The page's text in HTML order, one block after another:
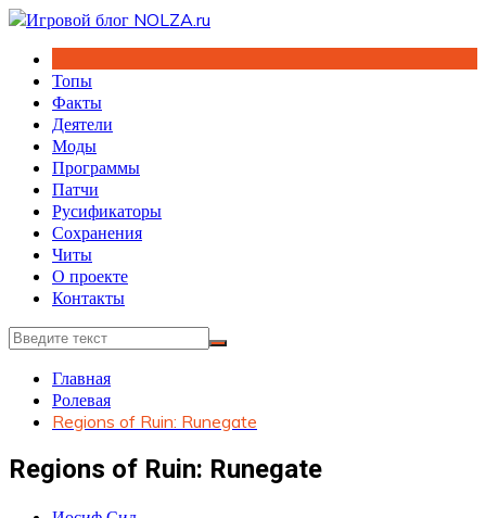
Перейти
содержимому
Топы
Факты
Деятели
Моды
Программы
Патчи
Русификаторы
Сохранения
Читы
О проекте
Контакты
Главная
Ролевая
Regions of Ruin: Runegate
Regions of Ruin: Runegate